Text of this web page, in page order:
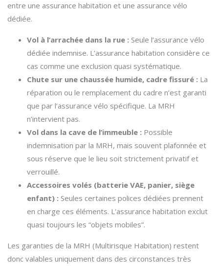
entre une assurance habitation et une assurance vélo
dédiée.
Vol à l’arrachée dans la rue : Seule l’assurance vélo
dédiée indemnise. L’assurance habitation considère ce
cas comme une exclusion quasi systématique.
Chute sur une chaussée humide, cadre fissuré : La
réparation ou le remplacement du cadre n’est garanti
que par l’assurance vélo spécifique. La MRH
n’intervient pas.
Vol dans la cave de l’immeuble : Possible
indemnisation par la MRH, mais souvent plafonnée et
sous réserve que le lieu soit strictement privatif et
verrouillé.
Accessoires volés (batterie VAE, panier, siège
enfant) : Seules certaines polices dédiées prennent
en charge ces éléments. L'assurance habitation exclut
quasi toujours les “objets mobiles”.
Les garanties de la MRH (Multirisque Habitation) restent
donc valables uniquement dans des circonstances très